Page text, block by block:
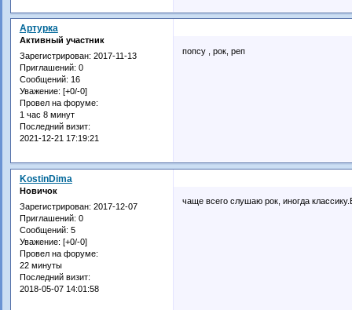
Артурка
Активный участник
Зарегистрирован: 2017-11-13
Приглашений: 0
Сообщений: 16
Уважение: [+0/-0]
Провел на форуме:
1 час 8 минут
Последний визит:
2021-12-21 17:19:21
попсу , рок, реп
KostinDima
Новичок
Зарегистрирован: 2017-12-07
Приглашений: 0
Сообщений: 5
Уважение: [+0/-0]
Провел на форуме:
22 минуты
Последний визит:
2018-05-07 14:01:58
чаще всего слушаю рок, иногда